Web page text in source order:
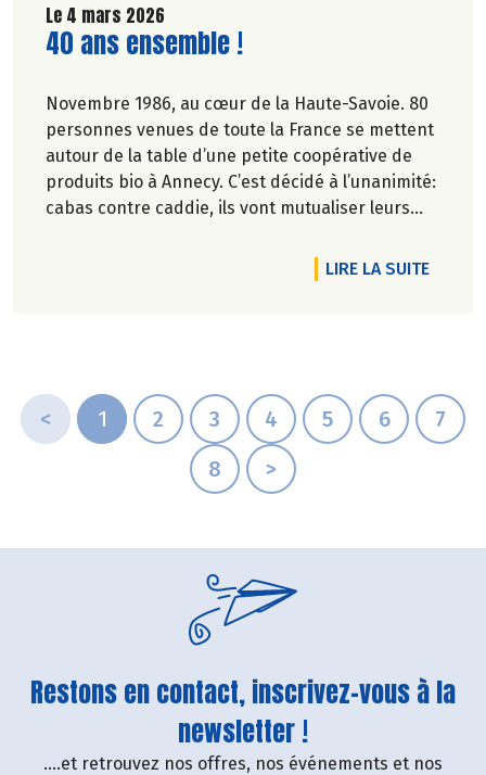
Le 4 mars 2026
Lire la suite de l'article
40 ans ensemble !
Novembre 1986, au cœur de la Haute-Savoie. 80
personnes venues de toute la France se mettent
autour de la table d’une petite coopérative de
produits bio à Annecy. C’est décidé à l’unanimité:
cabas contre caddie, ils vont mutualiser leurs
LIRE LA SUITEDE
< 1 2 3 4 5 6
7
8
>
Restons en contact, inscrivez-vous à la
newsletter !
....et retrouvez nos offres, nos événements et nos